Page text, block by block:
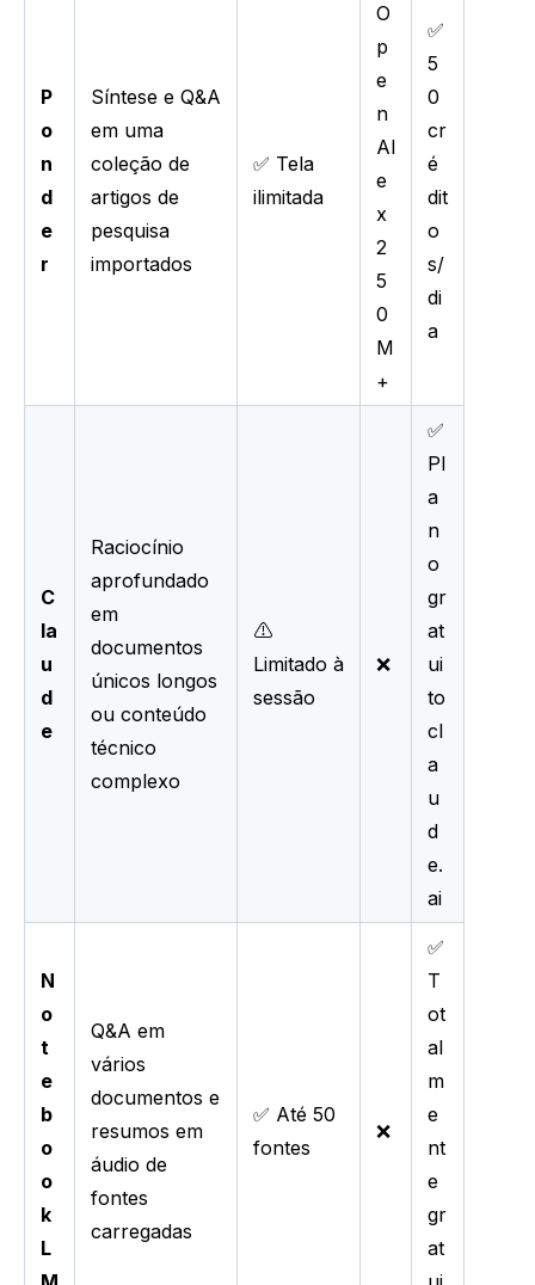
P
o
n
d
e
r
Síntese e Q&A
em uma
coleção de
artigos de
pesquisa
importados
✅ Tela
ilimitada
O
p
e
n
Al
e
x
2
5
0
M
+
✅
5
0
cr
é
dit
o
s/
di
a
C
la
u
d
e
Raciocínio
aprofundado
em
documentos
únicos longos
ou conteúdo
técnico
complexo
⚠️
Limitado à
sessão
❌
✅
Pl
a
n
o
gr
at
ui
to
cl
a
u
d
e.
ai
N
o
t
e
b
o
o
k
L
Q&A em
vários
documentos e
resumos em
áudio de
fontes
carregadas
✅ Até 50
fontes
❌
✅
T
ot
al
m
e
nt
e
gr
at